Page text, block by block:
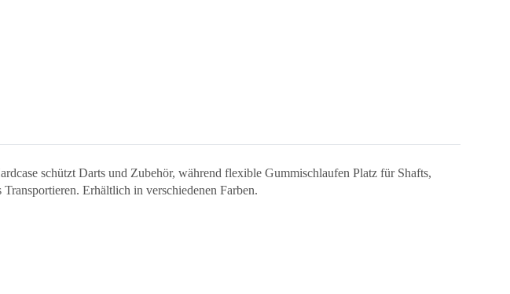
schützt Darts und Zubehör, während flexible Gummischlaufen Platz für Shafts,
Erhältlich in verschiedenen Farben.